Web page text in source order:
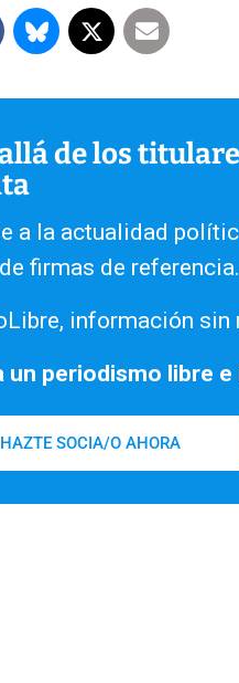
de los
a la actualidad
firmas de referencia.
información sin
un periodismo libre
HAZTE SOCIA/O AHORA